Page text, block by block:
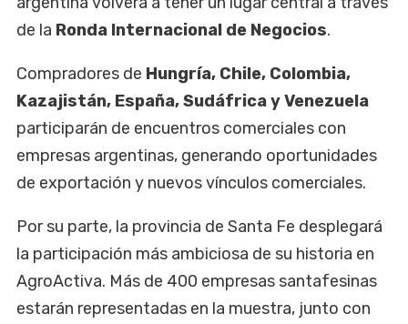
de la Ronda Internacional de Negocios.
Compradores de Hungría, Chile, Colombia,
Kazajistán, España, Sudáfrica y Venezuela
participarán de encuentros comerciales con
empresas argentinas, generando oportunidades
de exportación y nuevos vínculos comerciales.
Por su parte, la provincia de Santa Fe desplegará
la participación más ambiciosa de su historia en
AgroActiva. Más de 400 empresas santafesinas
estarán representadas en la muestra, junto con